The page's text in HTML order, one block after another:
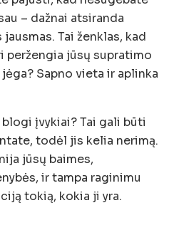
– dažnai atsiranda
Tai ženklas, kad
peržengia jūsų supratimo
Sapno vieta ir aplinka
įvykiai? Tai gali būti
todėl jis kelia nerimą.
jūsų baimes,
ir tampa raginimu
tokią, kokia ji yra.